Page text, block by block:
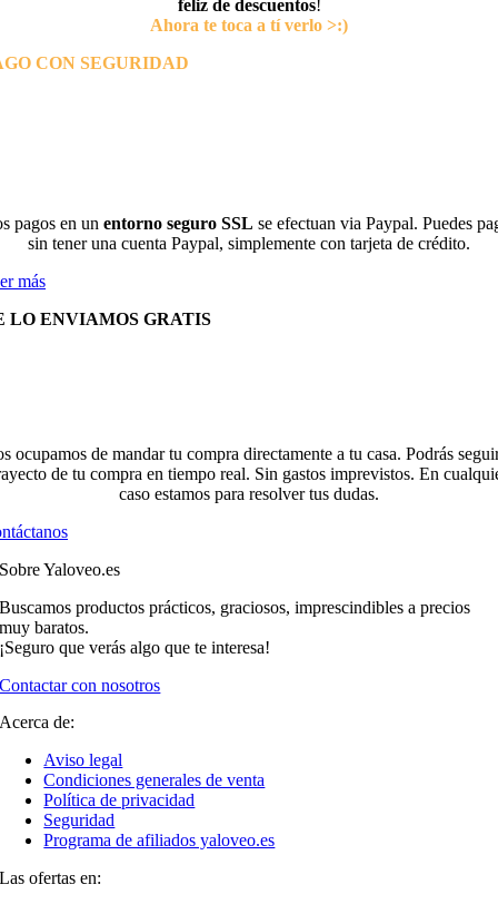
feliz de descuentos!
Ahora te toca a tí verlo >:)
CON SEGURIDAD
pagos en un entorno seguro SSL se efectuan via Paypal. Puedes
sin tener una cuenta Paypal, simplemente con tarjeta de crédito.
más
LO ENVIAMOS GRATIS
ocupamos de mandar tu compra directamente a tu casa. Podrás
de tu compra en tiempo real. Sin gastos imprevistos. En
caso estamos para resolver tus dudas.
Sobre Yaloveo.es
Buscamos productos prácticos, graciosos, imprescindibles a precios
muy baratos.
¡Seguro que verás algo que te interesa!
Contactar con nosotros
Acerca de:
Aviso legal
Condiciones generales de venta
Política de privacidad
Seguridad
Programa de afiliados yaloveo.es
Las ofertas en: